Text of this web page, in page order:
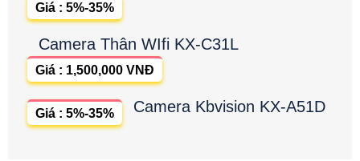
Giá : 5%-35%
Camera Thân WIfi KX-C31L
Giá : 1,500,000 VNĐ
Camera Kbvision KX-A51D
Giá : 5%-35%